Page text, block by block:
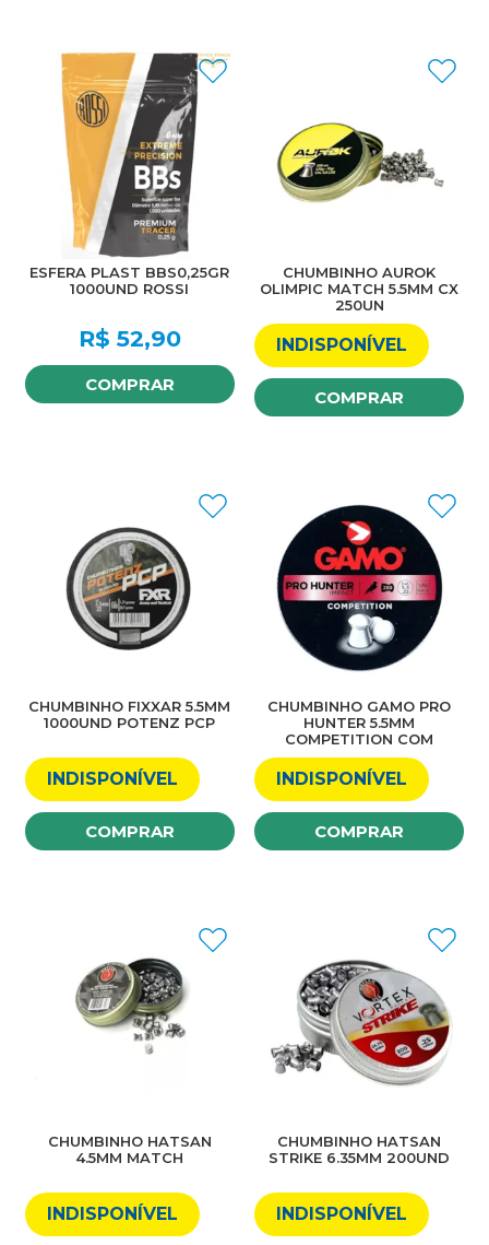
ESFERA PLAST BBS0,25GR
1000UND ROSSI
R$ 52,90
COMPRAR
CHUMBINHO AUROK
OLIMPIC MATCH 5.5MM CX
250UN
INDISPONÍVEL
COMPRAR
CHUMBINHO FIXXAR 5.5MM
1000UND POTENZ PCP
INDISPONÍVEL
COMPRAR
CHUMBINHO GAMO PRO
HUNTER 5.5MM
COMPETITION COM
250UND
INDISPONÍVEL
COMPRAR
CHUMBINHO HATSAN
4.5MM MATCH
INDISPONÍVEL
CHUMBINHO HATSAN
STRIKE 6.35MM 200UND
INDISPONÍVEL